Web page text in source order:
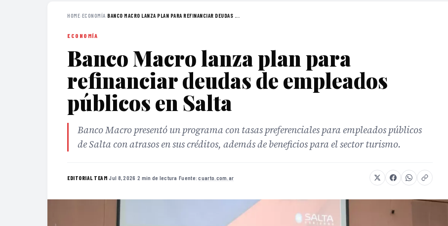
HOME›ECONOMÍA›BANCO MACRO LANZA PLAN PARA REFINANCIAR DEUDAS ...
ECONOMÍA
Banco Macro lanza plan para
refinanciar deudas de empleados
públicos en Salta
Banco Macro presentó un programa con tasas preferenciales para empleados públicos
de Salta con atrasos en sus créditos, además de beneficios para el sector turismo.
EDITORIAL TEAM·Jul 8, 2026 ·2 min de lectura ·Fuente:cuarto.com.ar